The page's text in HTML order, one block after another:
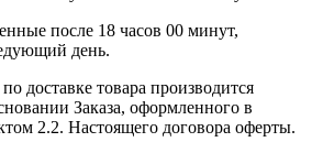
после 18 часов 00 минут,
день.
доставке товара производится
Заказа, оформленного в
2.2. Настоящего договора оферты.